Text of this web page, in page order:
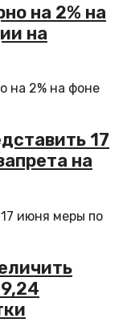
на 2% на
на
на 2% на фоне
17
на
июня меры по